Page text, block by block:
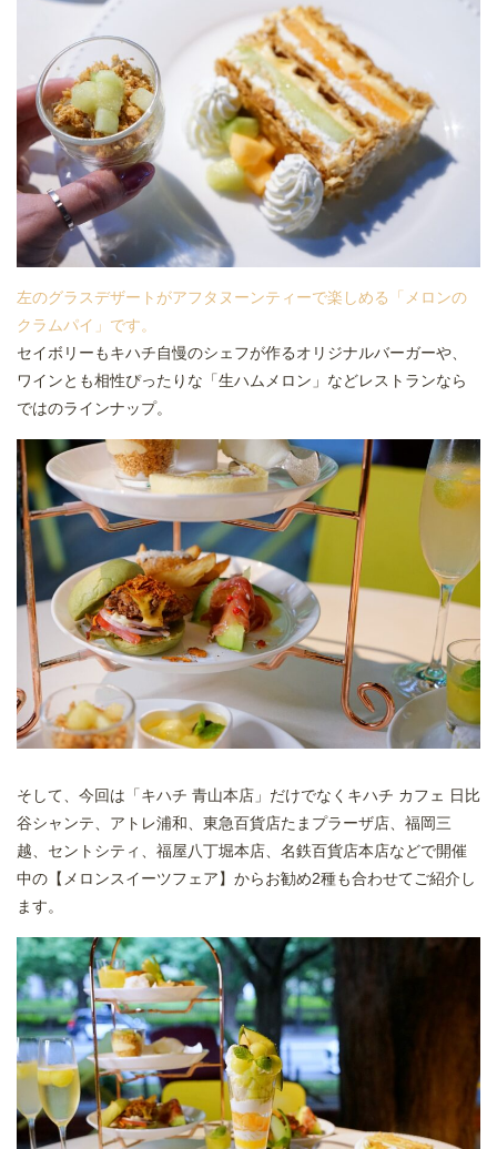
左のグラスデザートがアフタヌーンティーで楽しめる「メロンの
クラムパイ」です。
セイボリーもキハチ自慢のシェフが作るオリジナルバーガーや、
ワインとも相性ぴったりな「生ハムメロン」などレストランなら
ではのラインナップ。
そして、今回は「キハチ 青山本店」だけでなくキハチ カフェ 日比
谷シャンテ、アトレ浦和、東急百貨店たまプラーザ店、福岡三
越、セントシティ、福屋八丁堀本店、名鉄百貨店本店などで開催
中の【メロンスイーツフェア】からお勧め2種も合わせてご紹介し
ます。